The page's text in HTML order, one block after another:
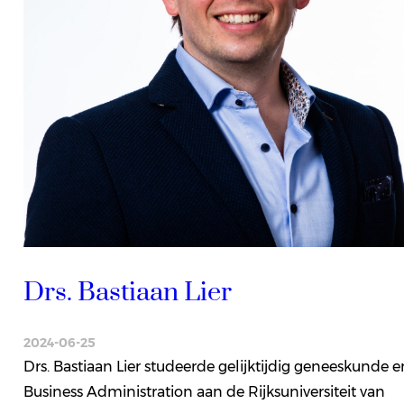
Drs. Bastiaan Lier
2024-06-25
Drs. Bastiaan Lier studeerde gelijktijdig geneeskunde
Business Administration aan de Rijksuniversiteit van